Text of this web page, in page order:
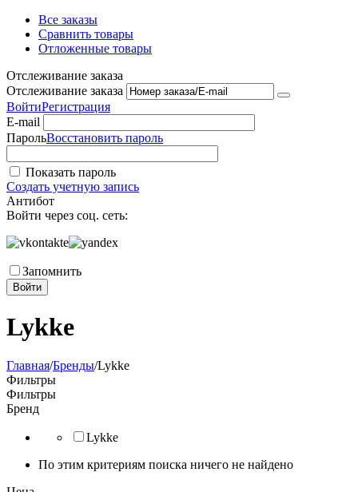
Все заказы
Сравнить товары
Отложенные товары
Отслеживание заказа
Отслеживание заказа
ВойтиРегистрация
E-mail
ПарольВосстановить пароль
Показать пароль
Создать учетную запись
Антибот
Войти через соц. сеть:
Запомнить
Войти
Lykke
Главная/Бренды/Lykke
Фильтры
Фильтры
Бренд
Lykke
По этим критериям поиска ничего не найдено